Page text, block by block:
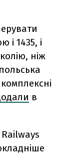
і 1435, і
ніж
в